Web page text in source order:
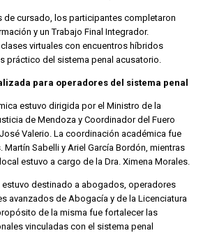
de cursado, los participantes completaron
y un Trabajo Final Integrador.
virtuales con encuentros híbridos
práctico del sistema penal acusatorio.
para operadores del sistema penal
estuvo dirigida por el Ministro de la
de Mendoza y Coordinador del Fuero
Valerio. La coordinación académica fue
Martín Sabelli y Ariel García Bordón, mientras
estuvo a cargo de la Dra. Ximena Morales.
estuvo destinado a abogados, operadores
avanzados de Abogacía y de la Licenciatura
de la misma fue fortalecer las
vinculadas con el sistema penal